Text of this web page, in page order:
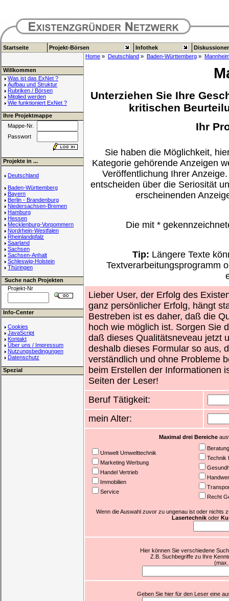
Startseite Projekt-Börsen Infothek
Home » Deutschland » Baden-Württemberg »
Willkommen
Was ist das ExNet ?
Aufbau und Struktur
Rubriken / Börsen
Mitglied werden
Wie funktioniert ExNet ?
Ihre Projektmappe
Mappe-Nr.
Passwort
Projekte in ...
Deutschland
Baden-Württemberg
Bayern
Berlin - Brandenburg
Niedersachsen-Bremen
Hamburg
Hessen
Mecklenburg-Vorpommern
Nordrhein-Westfalen
Rheinlandpfalz
Saarland
Sachsen
Sachsen-Anhalt
Schleswig-Holstein
Thüringen
Suche nach Projekten
Projekt-Nr
Info-Center
Cookies
JavaScript
Kontakt
Über uns / Impressum
Nutzungsbedingungen
Datenschutz
Spezial
Unterziehen Sie Ihre
kritischen
Ihr
Sie haben die Möglichkeit,
Kategorie gehörende Anzeigen
Veröffentlichung Ihrer
entscheiden über die Seriosität
erscheinenden
Die mit *
Tip: Längere Texte
Textverarbeitungsprogramm
Lieber User, der Erfolg des
ganz persönlicher Erfolg, hängt
Bestreben ist es daher, daß die
hoch wie möglich ist. Sorgen Sie
daß dieses Qualitätsneveau jetzt
deshalb dieses Formular so aus,
verständlich und ohne Probleme
beim Erstellen der Informationen
Seiten der Leser!
Beruf Tätigkeit:
mein Alter:
Maximal drei Bereiche
Umwelt Umwelttechnik
Marketing Werbung
Handel Vertrieb
Immobilien
Service
Beratung
Technik
Recht
Wenn die Auswahl zuvor zu ungenau ist oder nichts
Lasertechnik oder
Hier können Sie verschiedene
Z.B. Suchbegriffe zu Ihre
Geben Sie hier für den Leser eine